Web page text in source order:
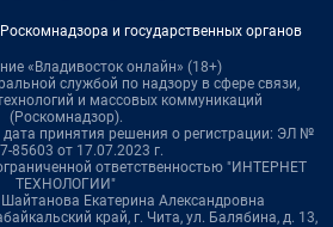
и государственных органов
«Владивосток онлайн» (18+)
службой по надзору в сфере связи,
и массовых коммуникаций
(Роскомнадзор).
принятия решения о регистрации: ЭЛ №
85603 от 17.07.2023 г.
ответственностью "ИНТЕРНЕТ
ТЕХНОЛОГИИ"
Екатерина Александровна
край, г. Чита, ул. Балябина, д. 13,